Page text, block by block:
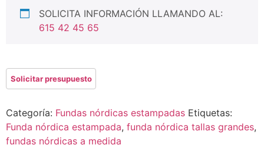
SOLICITA INFORMACIÓN LLAMANDO AL:
615 42 45 65
Categoría: Fundas nórdicas estampadas Etiquetas:
Funda nórdica estampada, funda nórdica tallas grandes,
fundas nórdicas a medida